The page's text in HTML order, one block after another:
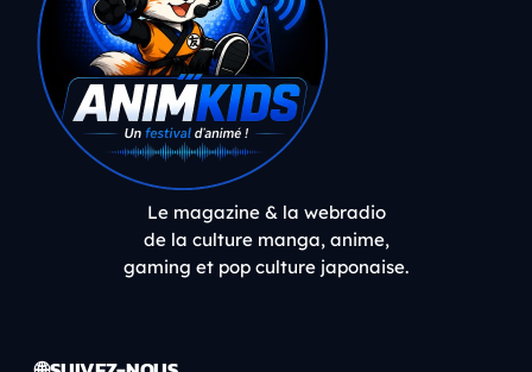
Le magazine & la webradio
de la culture manga, anime,
gaming et pop culture japonaise.